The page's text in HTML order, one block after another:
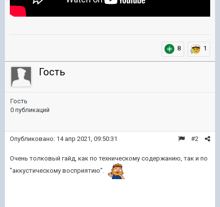
8 1
Гость
Гость
0 публикаций
#2
Опубликовано: 14 апр 2021, 09:50:31
Очень толковый гайд, как по техническому содержанию, так и по
"аккустическому восприятию".